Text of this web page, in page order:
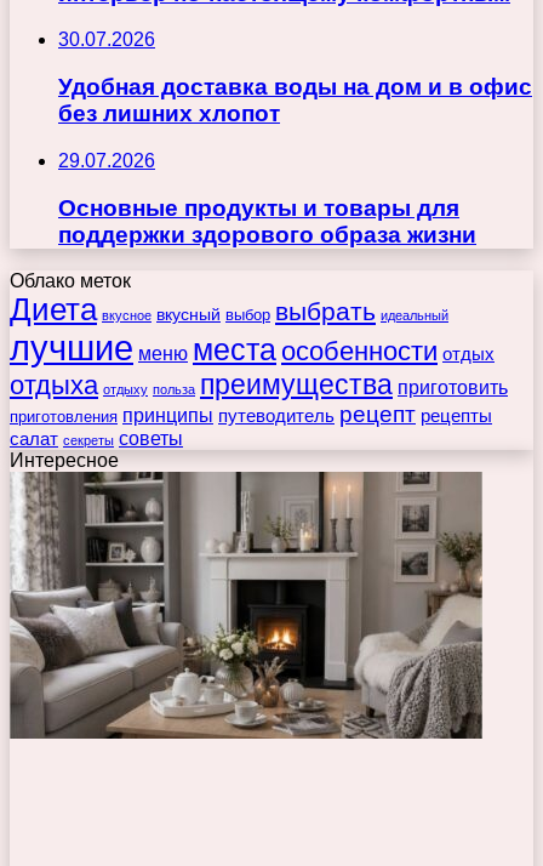
30.07.2026
Удобная доставка воды на дом и в офис
без лишних хлопот
29.07.2026
Основные продукты и товары для
поддержки здорового образа жизни
Облако меток
Диета вкусное вкусный выбор выбрать идеальный
лучшие меню места особенности отдых
отдыха отдыху польза преимущества приготовить
приготовления принципы путеводитель рецепт рецепты
салат секреты советы
Интересное